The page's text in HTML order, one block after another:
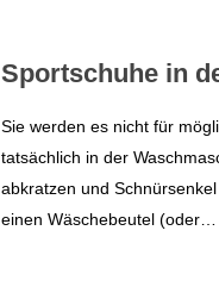
Sportschuhe in
Sie werden es nicht für
tatsächlich in der
abkratzen und
einen Wäschebeutel (oder…